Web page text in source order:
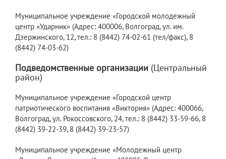
Муниципальное учреждение «Городской молодежный
центр «Ударник» (Адрес: 400006, Волгоград, ул. им.
Дзержинского, 12, тел.: 8 (8442) 74-02-61 (тел/факс), 8
(8442) 74-03-62)
Подведомственные организации (Центральный
район)
Муниципальное учреждение «Городской центр
патриотического воспитания «Виктория» (Адрес: 400066,
Волгоград, ул. Рокоссовского, 24, тел.: 8 (8442) 33-59-66, 8
(8442) 39-22-39, 8 (8442) 39-23-57)
Муниципальное учреждение «Молодежный центр